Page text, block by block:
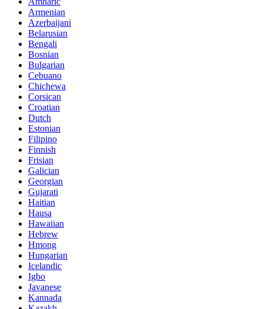
Armenian
Azerbaijani
Belarusian
Bengali
Bosnian
Bulgarian
Cebuano
Chichewa
Corsican
Croatian
Dutch
Estonian
Filipino
Finnish
Frisian
Galician
Georgian
Gujarati
Haitian
Hausa
Hawaiian
Hebrew
Hmong
Hungarian
Icelandic
Igbo
Javanese
Kannada